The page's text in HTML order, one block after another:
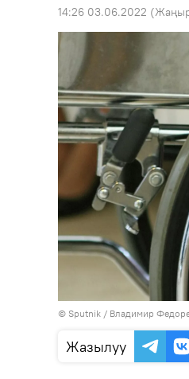
14:26 03.06.2022
© Sputnik / Владимир
Жазылуу